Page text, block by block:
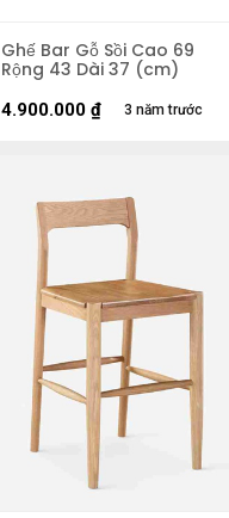
Ghế Bar Gỗ Sồi Cao 69
Rộng 43 Dài 37 (cm)
3 năm trước
4.900.000 ₫